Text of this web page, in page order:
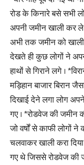
रोड के किनारे बसे सभी
अपनी जमीन खाली कर
अभी तक जमीन को
देखते ही कुछ लोगों ने
हाथों से गिराने लगे ।
मड़िहान बाजार बिरान
दिखाई देने लगा लोग
गए । *रोडवेज की जमीन
जो वर्षों से काफी लोगों
चलवाकर खाली करा
गए थे जिससे रोडवेज की